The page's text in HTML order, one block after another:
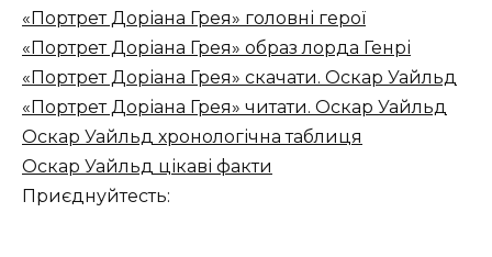
«Портрет Доріана Грея» головні герої
«Портрет Доріана Грея» образ лорда Генрі
«Портрет Доріана Грея» скачати. Оскар Уайльд
«Портрет Доріана Грея» читати. Оскар Уайльд
Оскар Уайльд хронологічна таблиця
Оскар Уайльд цікаві факти
Приєднуйтесть: